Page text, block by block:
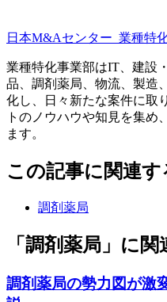
日本M&Aセンター 業種特
業種特化事業部はIT、建設
品、調剤薬局、物流、製造
化し、日々新たな案件に取
トのノウハウや知見を集め
ます。
この記事に関連
調剤薬局
「調剤薬局」に
調剤薬局の勢力図が激